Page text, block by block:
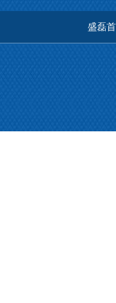
盛磊